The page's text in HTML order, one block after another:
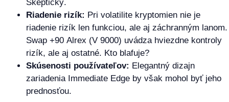
Skeptický.
Riadenie rizík: Pri volatilite kryptomien nie je
riadenie rizík len funkciou, ale aj záchranným lanom.
Swap +90 Alrex (V 9000) uvádza hviezdne kontroly
rizík, ale aj ostatné. Kto blafuje?
Skúsenosti používateľov: Elegantný dizajn
zariadenia Immediate Edge by však mohol byť jeho
prednosťou.